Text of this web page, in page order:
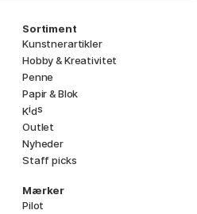
Sortiment
Kunstnerartikler
Hobby & Kreativitet
Penne
Papir & Blok
Kids
Outlet
Nyheder
Staff picks
Mærker
Pilot